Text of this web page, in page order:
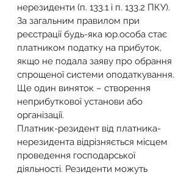
нерезиденти (п. 133.1 і п. 133.2 ПКУ).
За загальним правилом при
реєстрації будь-яка юр.особа стає
платником податку на прибуток,
якщо не подала заяву про обрання
спрощеної системи оподаткування.
Ще один виняток – створення
неприбуткової установи або
організації.
Платник-резидент від платника-
нерезидента відрізняється місцем
проведення господарської
діяльності. Резиденти можуть